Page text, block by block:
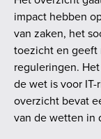
impact hebben
van zaken, het
toezicht en geeft
reguleringen.
de wet is voor
overzicht bevat
van de wetten in